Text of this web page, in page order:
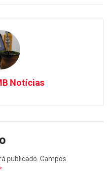
Notícias
publicado. Campos